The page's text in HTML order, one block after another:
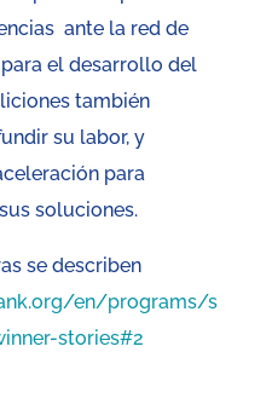
ante la red de
el desarrollo del
también
su labor, y
para
soluciones.
se describen
en/programs/s
stories#2